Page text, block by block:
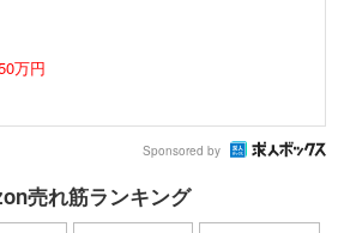
万円
Sponsored by
売れ筋ランキング